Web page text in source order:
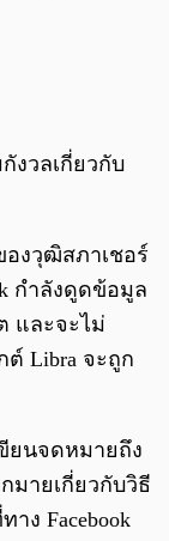
งวลเกี่ยวกับ
งวุฒิสภาเชอร์
กำลังดูดข้อมูล
และจะไม่
ต์ Libra จะถูก
ยนจดหมายถึง
มายเกี่ยวกับวิธี
ง Facebook